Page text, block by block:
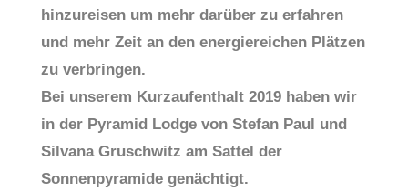
hinzureisen um mehr darüber zu erfahren
und mehr Zeit an den energiereichen Plätzen
zu verbringen.
Bei unserem Kurzaufenthalt 2019 haben wir
in der Pyramid Lodge von Stefan Paul und
Silvana Gruschwitz am Sattel der
Sonnenpyramide genächtigt.